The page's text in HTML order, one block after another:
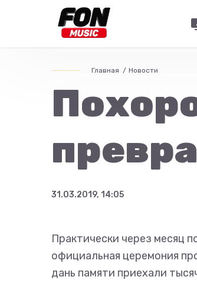
Главная Новости
31.03.2019, 14:05
Практически через месяц
официальная церемония
дань памяти приехали